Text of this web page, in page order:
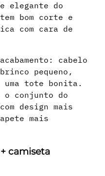
elegante do
bom corte e
com cara de
cabelo
pequeno,
uma tote bonita.
conjunto do
design mais
mais
camiseta